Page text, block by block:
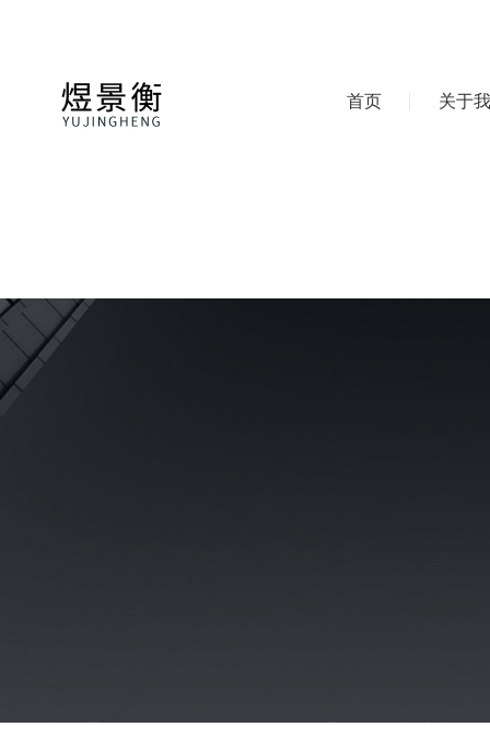
首页 关于